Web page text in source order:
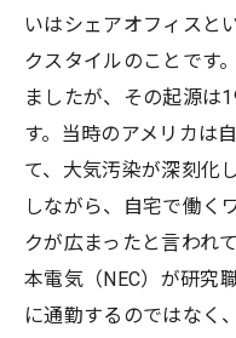
いはシェアオフィスと
クスタイルのことです
ましたが、その起源は
す。当時のアメリカは
て、大気汚染が深刻化
しながら、自宅で働く
クが広まったと言われ
本電気（NEC）が研究
に通勤するのではなく